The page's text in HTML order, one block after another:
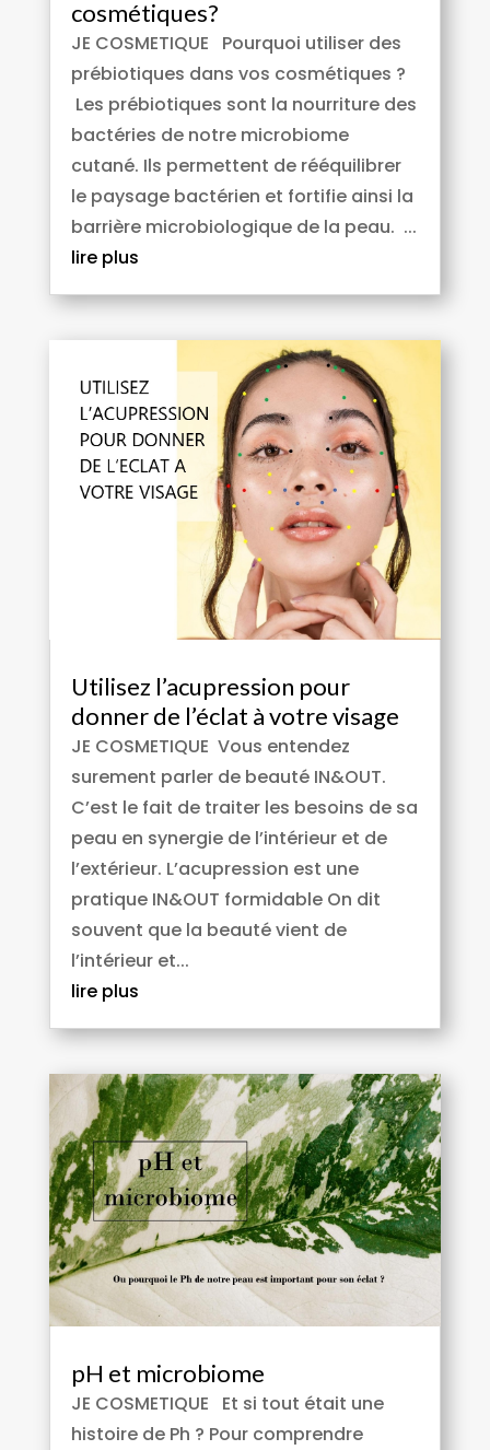
cosmétiques?
JE COSMETIQUE Pourquoi utiliser des
prébiotiques dans vos cosmétiques ?
Les prébiotiques sont la nourriture des
bactéries de notre microbiome
cutané. Ils permettent de rééquilibrer
le paysage bactérien et fortifie ainsi la
barrière microbiologique de la peau. ...
lire plus
Utilisez l’acupression pour
donner de l’éclat à votre visage
JE COSMETIQUE Vous entendez
surement parler de beauté IN&OUT.
C’est le fait de traiter les besoins de sa
peau en synergie de l’intérieur et de
l’extérieur. L’acupression est une
pratique IN&OUT formidable On dit
souvent que la beauté vient de
l’intérieur et...
lire plus
pH et microbiome
JE COSMETIQUE Et si tout était une
histoire de Ph ? Pour comprendre